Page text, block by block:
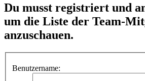
Du musst registriert und
um die Liste der Team-
anzuschauen.
Benutzername: